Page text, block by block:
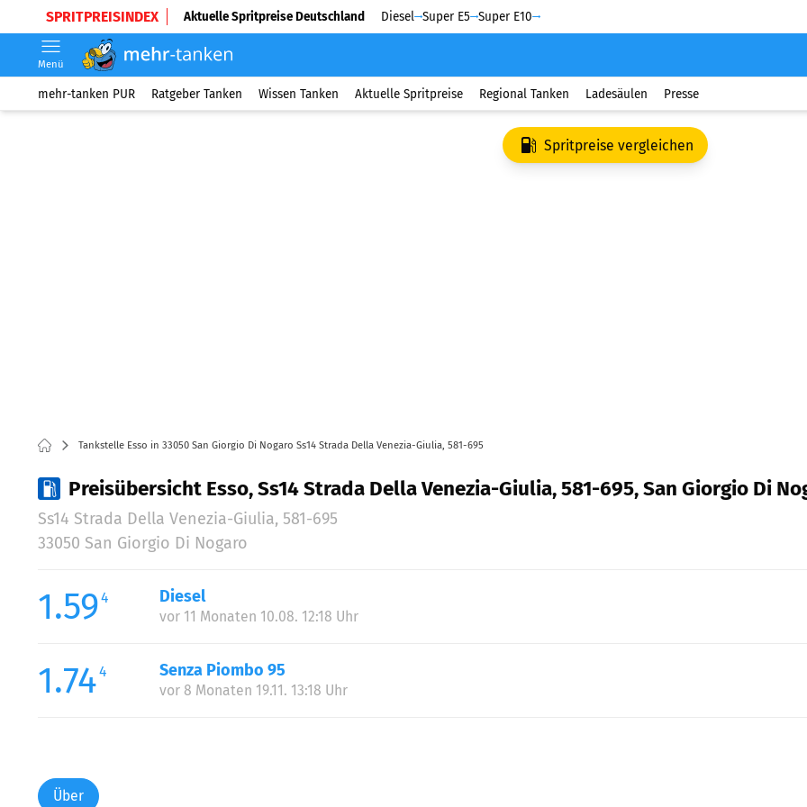
SPRITPREISINDEX Aktuelle Spritpreise Deutschland Diesel Super E5 Super E10
Menü
mehr-tanken PUR Ratgeber Tanken Wissen Tanken Aktuelle Spritpreise Regional Tanken Ladesäulen Presse
Spritpreise vergleichen
Tankstelle Esso in 33050 San Giorgio Di Nogaro Ss14 Strada Della Venezia-Giulia, 581-695
Preisübersicht Esso, Ss14 Strada Della Venezia-Giulia, 581-695, San Giorgio Di
Ss14 Strada Della Venezia-Giulia, 581-695
33050 San Giorgio Di Nogaro
1.594 Diesel
vor 11 Monaten 10.08. 12:18 Uhr
1.744 Senza Piombo 95
vor 8 Monaten 19.11. 13:18 Uhr
Über